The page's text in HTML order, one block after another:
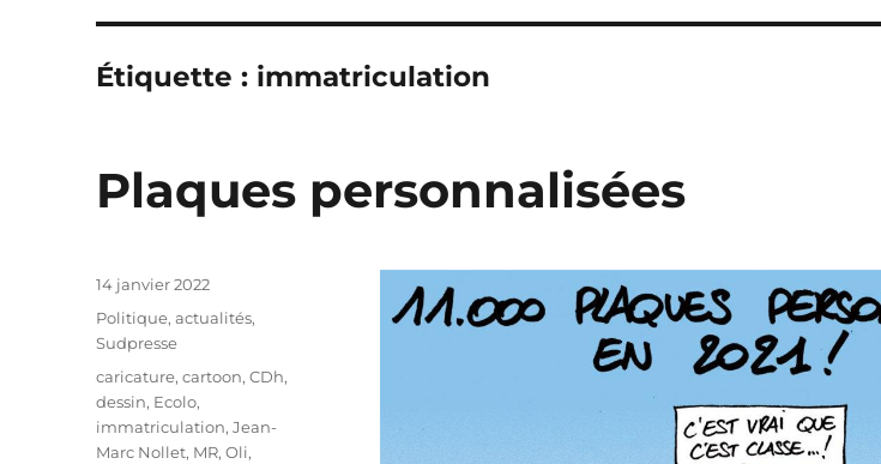
Étiquette : immatriculation
Plaques personnalisées
Publié
14 janvier 2022
Catégories
Politique, actualités,
Sudpresse
Étiquettes
caricature,cartoon,CDh,
dessin, Ecolo,
immatriculation,Jean-
Marc Nollet, MR,Oli,